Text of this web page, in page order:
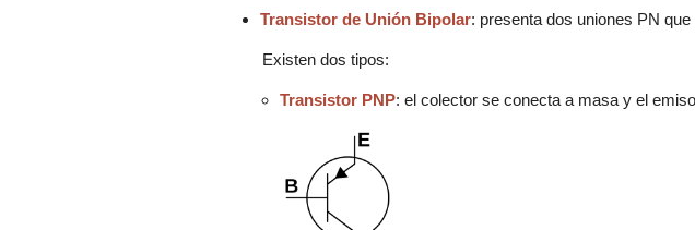
Transistor de Unión Bipolar: presenta dos uniones PN
Existen dos tipos:
Transistor PNP: el colector se conecta a masa y el